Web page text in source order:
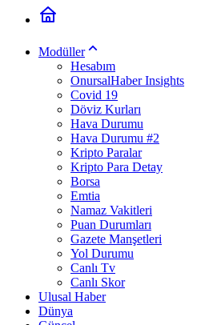
Modüller
Hesabım
OnursalHaber Insights
Covid 19
Döviz Kurları
Hava Durumu
Hava Durumu #2
Kripto Paralar
Kripto Para Detay
Borsa
Emtia
Namaz Vakitleri
Puan Durumları
Gazete Manşetleri
Yol Durumu
Canlı Tv
Canlı Skor
Ulusal Haber
Dünya